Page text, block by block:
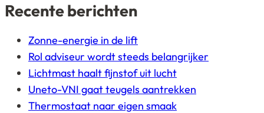
Recente berichten
Zonne-energie in de lift
Rol adviseur wordt steeds belangrijker
Lichtmast haalt fijnstof uit lucht
Uneto-VNI gaat teugels aantrekken
Thermostaat naar eigen smaak